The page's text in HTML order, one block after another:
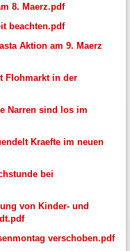
8. Maerz.pdf
beachten.pdf
Aktion am 9. Maerz
Flohmarkt in der
Narren sind los im
Kraefte im neuen
bei
von Kinder- und
verschoben.pdf